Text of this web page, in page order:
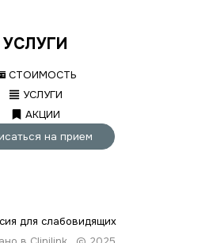
УСЛУГИ
СТОИМОСТЬ
УСЛУГИ
АКЦИИ
на прием
для слабовидящих